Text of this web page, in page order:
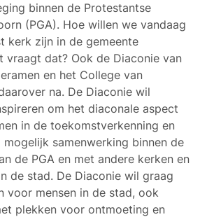
binnen de Protestantse
(PGA). Hoe willen we vandaag
kerk zijn in de gemeente
vraagt dat? Ook de Diaconie van
en het College van
na. De Diaconie wil
om het diaconale aspect
in de toekomstverkenning en
samenwerking binnen de
de PGA en met andere kerken en
de stad. De Diaconie wil graag
voor mensen in de stad, ook
plekken voor ontmoeting en